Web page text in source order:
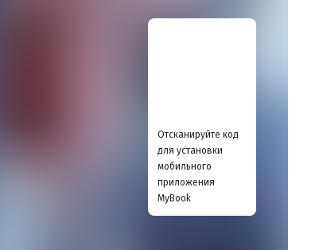
Отсканируйте код
для установки
мобильного
приложения
MyBook